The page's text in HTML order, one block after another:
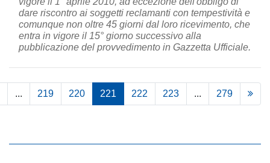
dare riscontro ai soggetti reclamanti con tempestività e
comunque non oltre 45 giorni dal loro ricevimento, che
entra in vigore il 15° giorno successivo alla
pubblicazione del provvedimento in Gazzetta Ufficiale.
... 219 220 221 222 223 ... 279